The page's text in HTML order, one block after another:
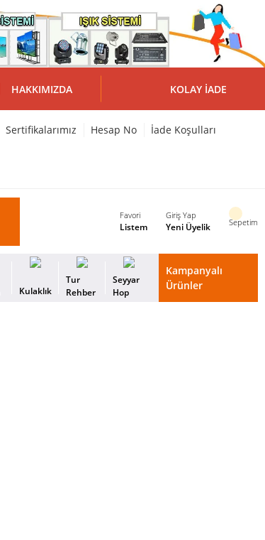
HAKKIMIZDA KOLAY İADE
Sertifikalarımız Hesap No İade Koşulları
Favori
Listem
Giriş Yap
Yeni Üyelik Sepetim
Kulaklık
Tur
Rehber
Seyyar
Hop
Kampanyalı
Ürünler